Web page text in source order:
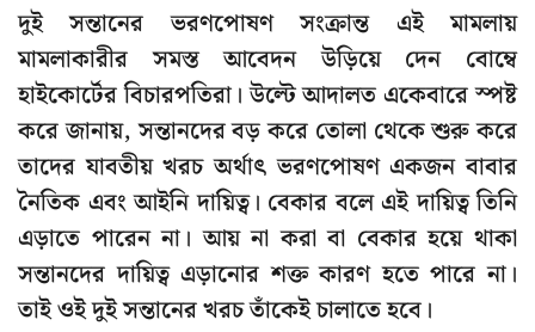
দুই সন্তানের ভরণপোষণ সংক্রান্ত এই মামলায়
মামলাকারীর সমস্ত আবেদন উড়িয়ে দেন বোম্বে
হাইকোর্টের বিচারপতিরা। উল্টে আদালত একেবারে স্পষ্ট
করে জানায়, সন্তানদের বড় করে তোলা থেকে শুরু করে
তাদের যাবতীয় খরচ অর্থাৎ ভরণপোষণ একজন বাবার
নৈতিক এবং আইনি দায়িত্ব। বেকার বলে এই দায়িত্ব তিনি
এড়াতে পারেন না। আয় না করা বা বেকার হয়ে থাকা
সন্তানদের দায়িত্ব এড়ানোর শক্ত কারণ হতে পারে না।
তাই ওই দুই সন্তানের খরচ তাঁকেই চালাতে হবে।